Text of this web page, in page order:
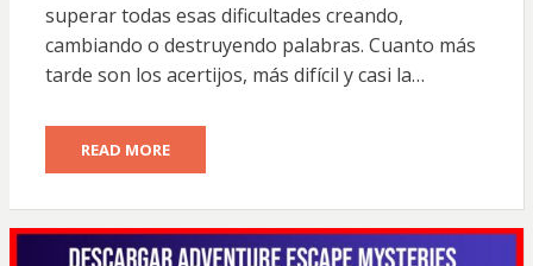
superar todas esas dificultades creando,
cambiando o destruyendo palabras. Cuanto más
tarde son los acertijos, más difícil y casi la…
READ MORE